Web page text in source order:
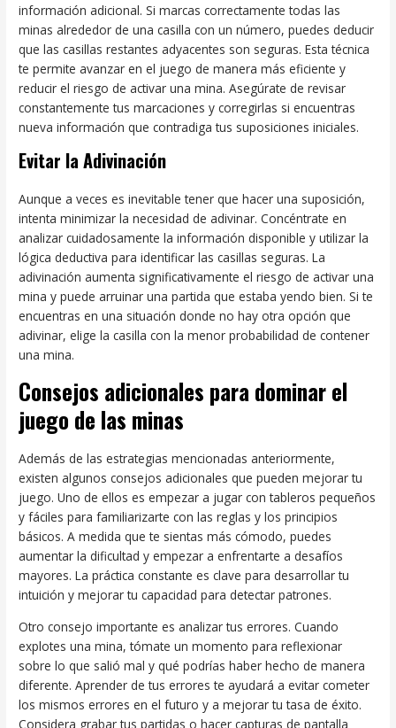
información adicional. Si marcas correctamente todas las
minas alrededor de una casilla con un número, puedes deducir
que las casillas restantes adyacentes son seguras. Esta técnica
te permite avanzar en el juego de manera más eficiente y
reducir el riesgo de activar una mina. Asegúrate de revisar
constantemente tus marcaciones y corregirlas si encuentras
nueva información que contradiga tus suposiciones iniciales.
Evitar la Adivinación
Aunque a veces es inevitable tener que hacer una suposición,
intenta minimizar la necesidad de adivinar. Concéntrate en
analizar cuidadosamente la información disponible y utilizar la
lógica deductiva para identificar las casillas seguras. La
adivinación aumenta significativamente el riesgo de activar una
mina y puede arruinar una partida que estaba yendo bien. Si te
encuentras en una situación donde no hay otra opción que
adivinar, elige la casilla con la menor probabilidad de contener
una mina.
Consejos adicionales para dominar el
juego de las minas
Además de las estrategias mencionadas anteriormente,
existen algunos consejos adicionales que pueden mejorar tu
juego. Uno de ellos es empezar a jugar con tableros pequeños
y fáciles para familiarizarte con las reglas y los principios
básicos. A medida que te sientas más cómodo, puedes
aumentar la dificultad y empezar a enfrentarte a desafíos
mayores. La práctica constante es clave para desarrollar tu
intuición y mejorar tu capacidad para detectar patrones.
Otro consejo importante es analizar tus errores. Cuando
explotes una mina, tómate un momento para reflexionar
sobre lo que salió mal y qué podrías haber hecho de manera
diferente. Aprender de tus errores te ayudará a evitar cometer
los mismos errores en el futuro y a mejorar tu tasa de éxito.
Considera grabar tus partidas o hacer capturas de pantalla